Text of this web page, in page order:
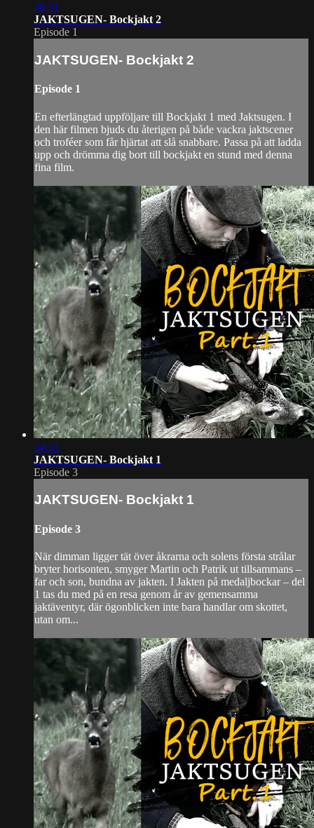
36:31
JAKTSUGEN- Bockjakt 2
Episode 1
JAKTSUGEN- Bockjakt 2
Episode 1
En efterlängtad uppföljare till Bockjakt 1 med Jaktsugen. I
den här filmen bjuds du återigen på både vackra jaktscener
och troféer som får hjärtat att slå snabbare. Passa på att ladda
upp och drömma dig bort till bockjakt en stund med denna
fina film.
34:33
JAKTSUGEN- Bockjakt 1
Episode 3
JAKTSUGEN- Bockjakt 1
Episode 3
När dimman ligger tät över åkrarna och solens första strålar
bryter horisonten, smyger Martin och Patrik ut tillsammans –
far och son, bundna av jakten. I Jakten på medaljbockar – del
1 tas du med på en resa genom år av gemensamma
jaktäventyr, där ögonblicken inte bara handlar om skottet,
utan om...